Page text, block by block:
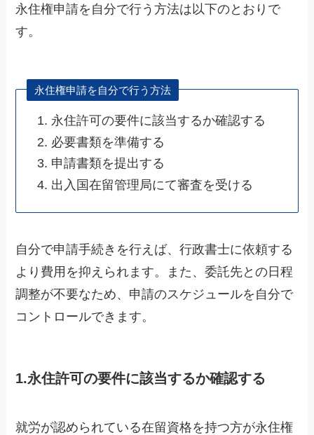
永住権申請を自分で行う方法は以下のとおりで
す。
永住権申請を自分で行う方法
永住許可の要件に該当するか確認する
必要書類を準備する
申請書類を提出する
出入国在留管理局にて審査を受ける
自分で申請手続きを行えば、行政書士に依頼する
より費用を抑えられます。また、委託先との日程
調整が不要なため、申請のスケジュールを自分で
コントロールできます。
1.永住許可の要件に該当するか確認する
就労が認められている在留資格を持つ方が永住権